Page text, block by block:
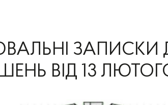
ЗАПИСКИ
ВІД 13